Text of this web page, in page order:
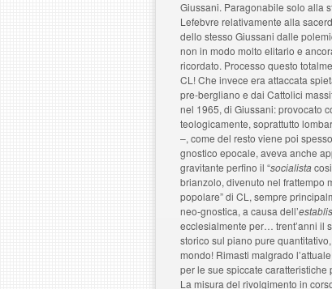
Giussani. Paragonabile solo alla
Lefebvre relativamente alla
dello stesso Giussani dalle
non in modo molto elitario e
ricordato. Processo questo
CL! Che invece era attaccata
pre-bergliano e dai Cattolici
nel 1965, di Giussani: provocato
teologicamente, soprattutto
–, come del resto viene poi
gnostico epocale, aveva anche
gravitante perfino il “socialista
brianzolo, divenuto nel frattempo
popolare” di CL, sempre
neo-gnostica, a causa dell’
ecclesialmente per… trent’anni il
storico sul piano pure
mondo! Rimasti malgrado
per le sue spiccate
La misura del rivolgimento in